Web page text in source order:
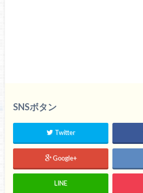
SNSボタン
Twitter
Google+
LINE